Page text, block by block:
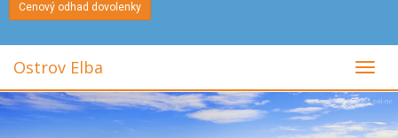
DEU
NED
Cenový odhad dovolenky
Ostrov Elba